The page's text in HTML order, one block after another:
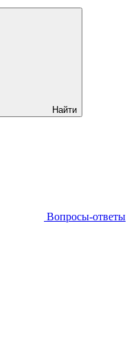
Найти
Вопросы-ответы